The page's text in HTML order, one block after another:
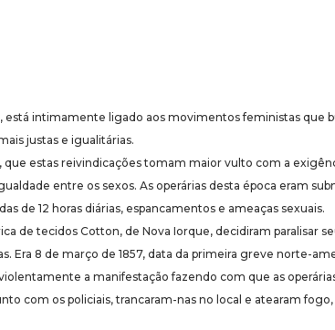
está intimamente ligado aos movimentos feministas que
justas e igualitárias.
que estas reivindicações tomam maior vulto com a
entre os sexos. As operárias desta época eram
de 12 horas diárias, espancamentos e ameaças sexuais.
de tecidos Cotton, de Nova Iorque, decidiram paralisar
Era 8 de março de 1857, data da primeira greve norte-
a manifestação fazendo com que as
com os policiais, trancaram-nas no local e atearam